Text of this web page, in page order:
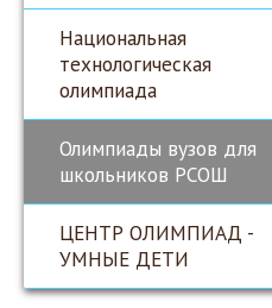
Национальная
технологическая
олимпиада
Олимпиады вузов для
школьников РСОШ
ЦЕНТР ОЛИМПИАД -
УМНЫЕ ДЕТИ